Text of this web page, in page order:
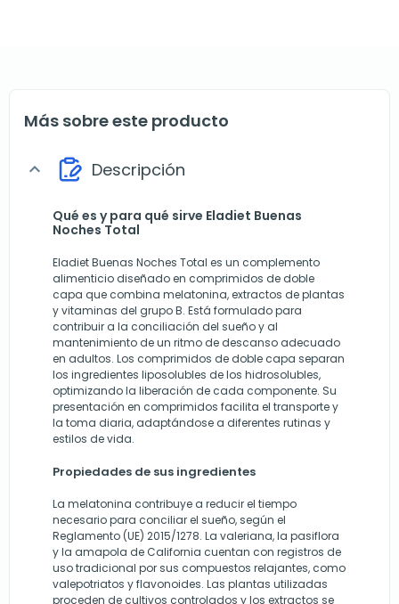
Más sobre este producto
expand_more Descripción
Qué es y para qué sirve Eladiet Buenas
Noches Total
Eladiet Buenas Noches Total es un complemento
alimenticio diseñado en comprimidos de doble
capa que combina melatonina, extractos de plantas
y vitaminas del grupo B. Está formulado para
contribuir a la conciliación del sueño y al
mantenimiento de un ritmo de descanso adecuado
en adultos. Los comprimidos de doble capa separan
los ingredientes liposolubles de los hidrosolubles,
optimizando la liberación de cada componente. Su
presentación en comprimidos facilita el transporte y
la toma diaria, adaptándose a diferentes rutinas y
estilos de vida.
Propiedades de sus ingredientes
La melatonina contribuye a reducir el tiempo
necesario para conciliar el sueño, según el
Reglamento (UE) 2015/1278. La valeriana, la pasiflora
y la amapola de California cuentan con registros de
uso tradicional por sus compuestos relajantes, como
valepotriatos y flavonoides. Las plantas utilizadas
proceden de cultivos controlados y los extractos se